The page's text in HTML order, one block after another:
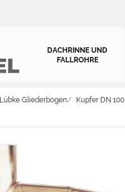
DACHRINNE UND
FALLROHRE
Lübke Gliederbogen Kupfer DN 100